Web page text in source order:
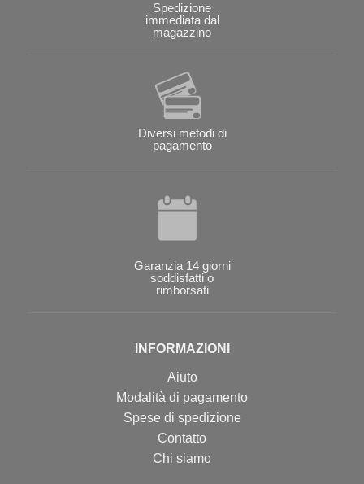
Spedizione
immediata dal
magazzino
Diversi metodi di
pagamento
Garanzia 14 giorni
soddisfatti o
rimborsati
INFORMAZIONI
Aiuto
Modalità di pagamento
Spese di spedizione
Contatto
Chi siamo